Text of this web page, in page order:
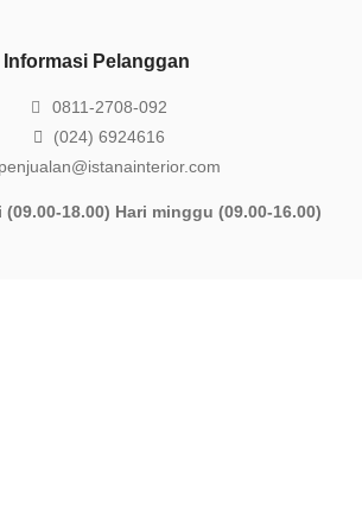
Informasi Pelanggan
0811-2708-092
(024) 6924616
penjualan@istanainterior.com
18.00) Hari minggu (09.00-16.00)